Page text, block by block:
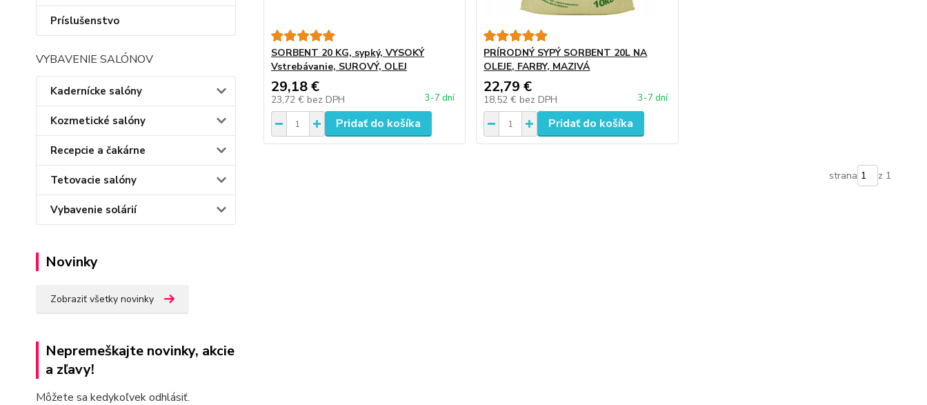
Príslušenstvo
VYBAVENIE SALÓNOV
Kadernícke salóny
Kozmetické salóny
Recepcie a čakárne
Tetovacie salóny
Vybavenie solárií
Novinky
Zobraziť všetky novinky
Nepremeškajte novinky, akcie
a zľavy!
Môžete sa kedykoľvek odhlásiť.
SORBENT 20 KG, sypký, VYSOKÝ
Vstrebávanie, SUROVÝ, OLEJ
29,18 €
23,72 € bez DPH 3-7 dní
Pridať do košíka
PRÍRODNÝ SYPÝ SORBENT 20L NA
OLEJE, FARBY, MAZIVÁ
22,79 €
18,52 € bez DPH 3-7 dní
Pridať do košíka
strana z 1